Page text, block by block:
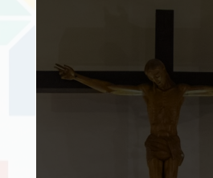
Inicia en
Encuentro
de Oficinas de